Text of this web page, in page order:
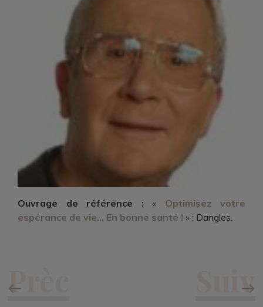
Ouvrage de référence : « Optimisez votre
espérance de vie… En bonne santé ! » ; Dangles.